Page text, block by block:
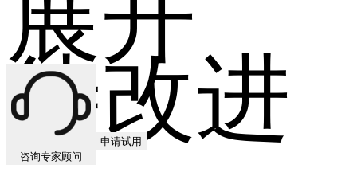
待改进
咨询专家顾问
申请试用